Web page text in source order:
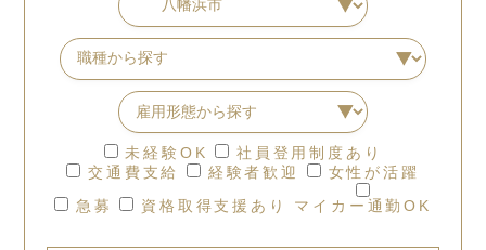
未経験OK
社員登用制度あり
交通費支給
経験者歓迎
女性が活躍
急募
資格取得支援あり マイカー通勤OK